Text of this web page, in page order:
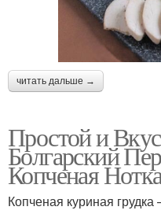
читать дальше →
Простой и
Болгарский
Копченая
Копченая куриная